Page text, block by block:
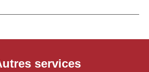
services